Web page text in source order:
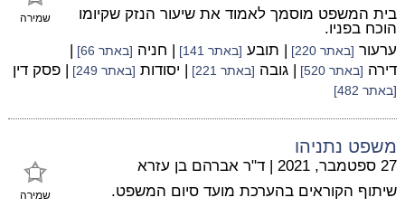
שמירה
בית המשפט מוסמך לאמוד את שיעור הנזק שקיומו
הוכח בפניו.
ערעור [באתר 220] | תובע [באתר 141] | חניה [באתר 66]
|
דירה [באתר 520] | גובה [באתר 221] | יסודות [באתר 249] | פסק דין
[באתר 482]
משפט נתניהו
שמירה
27 ספטמבר, 2021 | ד"ר אברהם בן עזרא
שיתוף הקוראים בהערכת מועד סיום המשפט.